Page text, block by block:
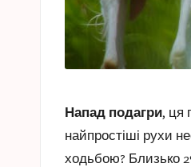
Напад подагри, ця
найпростіші рухи
ходьбою? Близько